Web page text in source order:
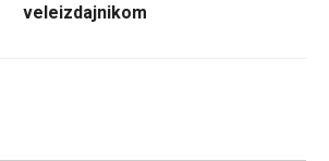
veleizdajnikom